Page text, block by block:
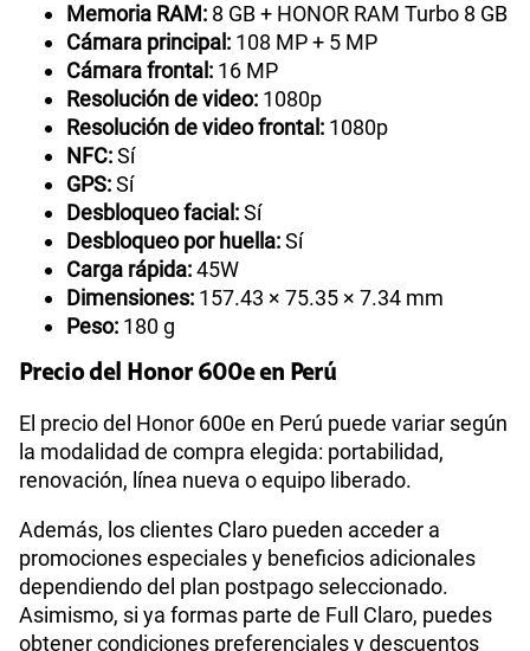
Memoria RAM: 8 GB + HONOR RAM Turbo 8 GB
Cámara principal: 108 MP + 5 MP
Cámara frontal: 16 MP
Resolución de video: 1080p
Resolución de video frontal: 1080p
NFC:Sí
GPS:Sí
Desbloqueo facial:Sí
Desbloqueo por huella:Sí
Carga rápida:45W
Dimensiones: 157.43 × 75.35 × 7.34 mm
Peso: 180 g
Precio del Honor 600e en Perú
El precio del Honor 600e en Perú puede variar según
la modalidad de compra elegida: portabilidad,
renovación, línea nueva o equipo liberado.
Además, los clientes Claro pueden acceder a
promociones especiales y beneficios adicionales
dependiendo del plan postpago seleccionado.
Asimismo, si ya formas parte de Full Claro, puedes
obtener condiciones preferenciales y descuentos